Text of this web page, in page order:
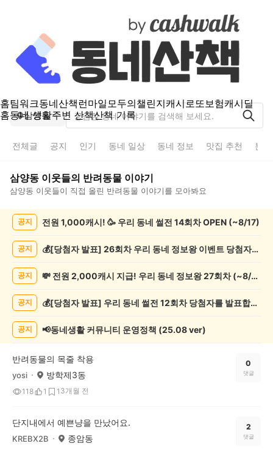
홈팀워크동네산책런마일모두의챌린지캐시로또보험캐시딜
홈동네 생활주변 산책산책 기록
삼양동
전체글 공지 인기 동네 일상 동네 정보 맛집 추천 분
삼양동 이웃들의 반려동물 이야기
삼양동 이웃들이 직접 올린 반려동물 이야기를 모아봐요
록
공지 전원 1,000캐시! 🥳 우리 동네 썰전 14회차 OPEN (~8/17)
공지 💰[당첨자 발표] 26회차 우리 동네 정보왕 이벤트 당첨자를 발표합니다!
공지 💸 전원 2,000캐시 지급! 우리 동네 정보왕 27회차 (~8/10)
공지 💰[당첨자 발표] 우리 동네 썰전 12회차 당첨자를 발표합니다!
공지 📢동네생활 커뮤니티 운영정책 (25.08 ver)
반려동물의 목줄 착용
yosi 방학제3동
118 1 1 3개월 전
0
댓글
단지내에서 예쁜냥을 만났어요.
KREBX2B 종암동
2
댓글